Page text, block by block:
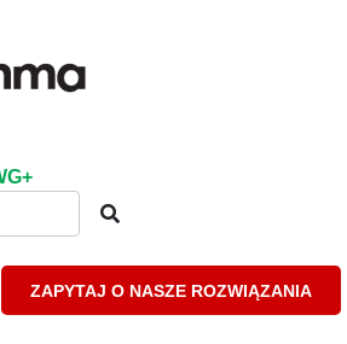
ZAPYTAJ O NASZE ROZWIĄZANIA